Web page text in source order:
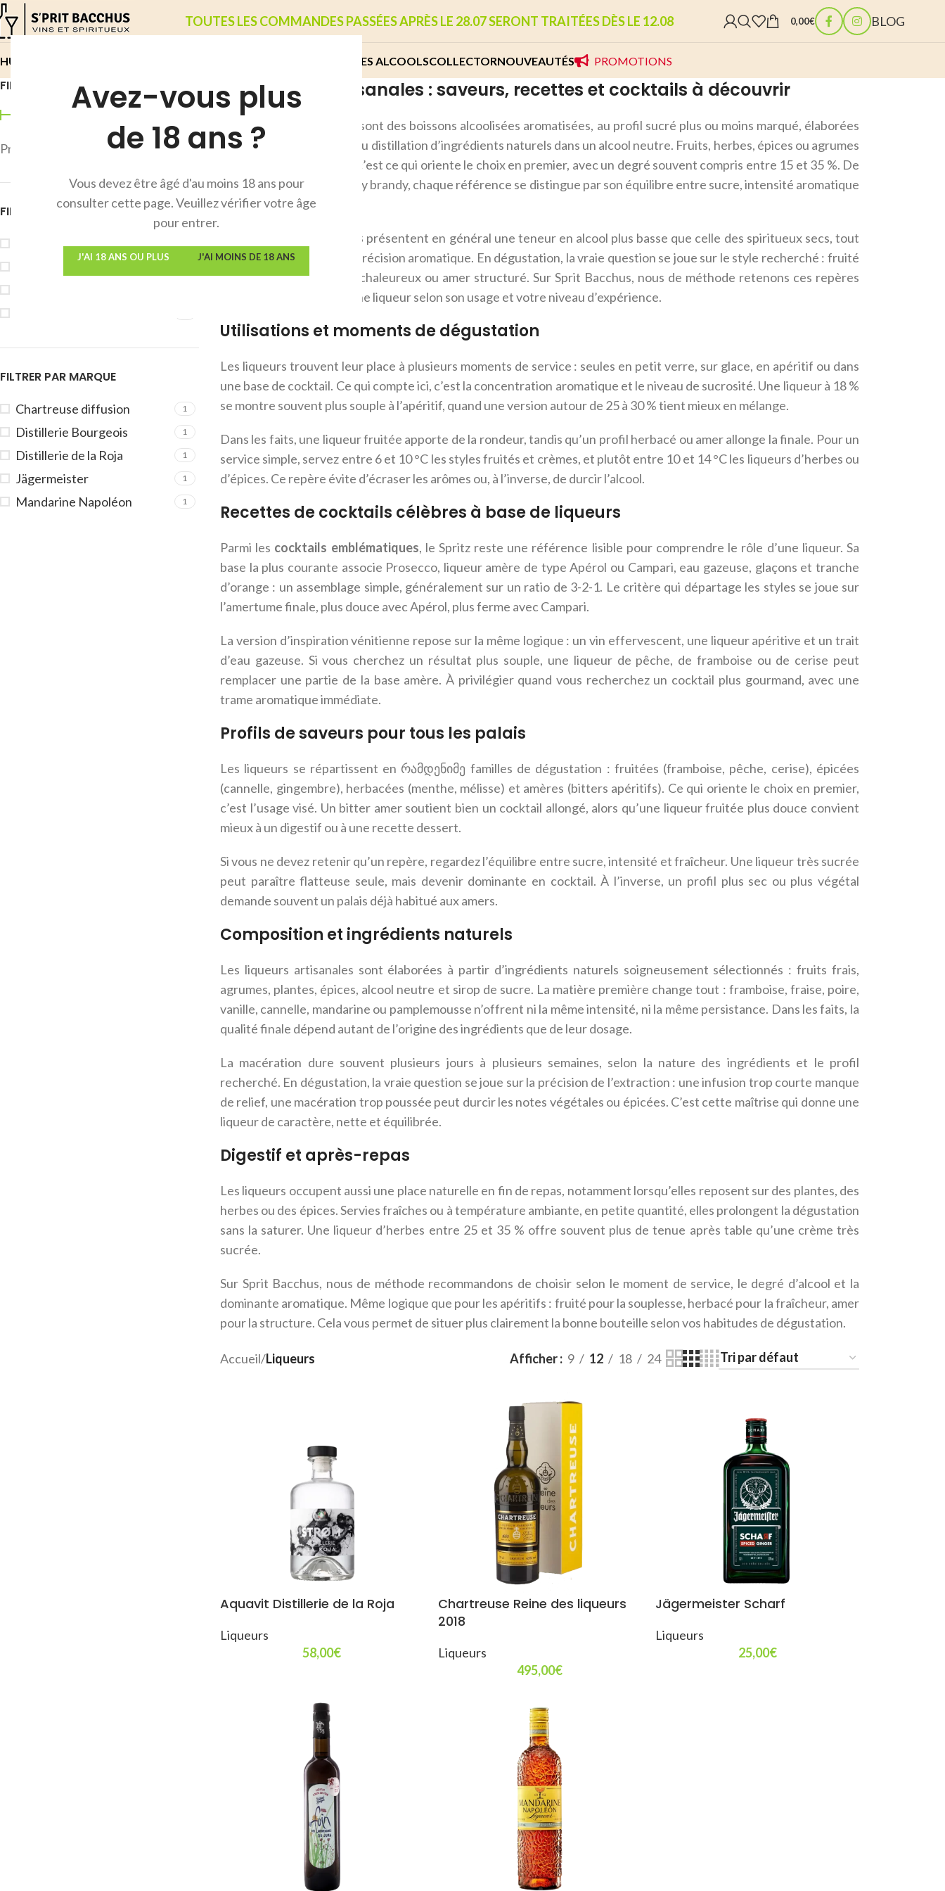
Avez-vous plus
de 18 ans ?
Vous devez être âgé d'au moins 18 ans pour
consulter cette page. Veuillez vérifier votre âge
pour entrer.
J'AI 18 ANS OU PLUS J'AI MOINS DE 18 ANS
TOUTES LES COMMANDES PASSÉES APRÈS LE 28.07 SERONT TRAITÉES DÈS LE 12.08 0,00€ BLOG
AUTRES ALCOOLSCOLLECTORNOUVEAUTÉS PROMOTIONS
FILTRER PAR TARIF
FILTRER
Prix :
FILTRER PAR PAYS
Allemagne
FILTRER PAR MARQUE
Chartreuse diffusion 1
Distillerie Bourgeois 1
Distillerie de la Roja 1
Jägermeister 1
Mandarine Napoléon 1
Les liqueurs artisanales : saveurs, recettes et cocktails à découvrir
liqueurs artisanales
sont des boissons alcoolisées aromatisées, au profil sucré plus ou moins marqué, élaborées
par infusion, macération ou distillation d’ingrédients naturels dans un alcool neutre. Fruits, herbes, épices ou agrumes
façonnent leur identité : c’est ce qui oriente le choix en premier, avec un degré souvent compris entre 15 et 35 %. De
la crème de mûre au cherry brandy, chaque référence se distingue par son équilibre entre sucre, intensité aromatique
et texture.
boissons alcoolisées présentent en général une teneur en alcool plus basse que celle des spiritueux secs, tout
en conservant une vraie précision aromatique. En dégustation, la vraie question se joue sur le style recherché : fruité
net, herbacé frais, épicé chaleureux ou amer structuré. Sur Sprit Bacchus, nous de méthode retenons ces repères
pour vous aider à situer une liqueur selon son usage et votre niveau d’expérience.
Utilisations et moments de dégustation
Les liqueurs trouvent leur place à plusieurs moments de service : seules en petit verre, sur glace, en apéritif ou dans
une base de cocktail. Ce qui compte ici, c’est la concentration aromatique et le niveau de sucrosité. Une liqueur à 18 %
se montre souvent plus souple à l’apéritif, quand une version autour de 25 à 30 % tient mieux en mélange.
Dans les faits, une liqueur fruitée apporte de la rondeur, tandis qu’un profil herbacé ou amer allonge la finale. Pour un
service simple, servez entre 6 et 10 °C les styles fruités et crèmes, et plutôt entre 10 et 14 °C les liqueurs d’herbes ou
d’épices. Ce repère évite d’écraser les arômes ou, à l’inverse, de durcir l’alcool.
Recettes de cocktails célèbres à base de liqueurs
Parmi les cocktails emblématiques, le Spritz reste une référence lisible pour comprendre le rôle d’une liqueur. Sa
base la plus courante associe Prosecco, liqueur amère de type Apérol ou Campari, eau gazeuse, glaçons et tranche
d’orange : un assemblage simple, généralement sur un ratio de 3-2-1. Le critère qui départage les styles se joue sur
l’amertume finale, plus douce avec Apérol, plus ferme avec Campari.
La version d’inspiration vénitienne repose sur la même logique : un vin effervescent, une liqueur apéritive et un trait
d’eau gazeuse. Si vous cherchez un résultat plus souple, une liqueur de pêche, de framboise ou de cerise peut
remplacer une partie de la base amère. À privilégier quand vous recherchez un cocktail plus gourmand, avec une
trame aromatique immédiate.
Profils de saveurs pour tous les palais
Les liqueurs se répartissent en რამდენიმე familles de dégustation : fruitées (framboise, pêche, cerise), épicées
(cannelle, gingembre), herbacées (menthe, mélisse) et amères (bitters apéritifs). Ce qui oriente le choix en premier,
c’est l’usage visé. Un bitter amer soutient bien un cocktail allongé, alors qu’une liqueur fruitée plus douce convient
mieux à un digestif ou à une recette dessert.
Si vous ne devez retenir qu’un repère, regardez l’équilibre entre sucre, intensité et fraîcheur. Une liqueur très sucrée
peut paraître flatteuse seule, mais devenir dominante en cocktail. À l’inverse, un profil plus sec ou plus végétal
demande souvent un palais déjà habitué aux amers.
Composition et ingrédients naturels
Les liqueurs artisanales sont élaborées à partir d’ingrédients naturels soigneusement sélectionnés : fruits frais,
agrumes, plantes, épices, alcool neutre et sirop de sucre. La matière première change tout : framboise, fraise, poire,
vanille, cannelle, mandarine ou pamplemousse n’offrent ni la même intensité, ni la même persistance. Dans les faits, la
qualité finale dépend autant de l’origine des ingrédients que de leur dosage.
La macération dure souvent plusieurs jours à plusieurs semaines, selon la nature des ingrédients et le profil
recherché. En dégustation, la vraie question se joue sur la précision de l’extraction : une infusion trop courte manque
de relief, une macération trop poussée peut durcir les notes végétales ou épicées. C’est cette maîtrise qui donne une
liqueur de caractère, nette et équilibrée.
Digestif et après-repas
Les liqueurs occupent aussi une place naturelle en fin de repas, notamment lorsqu’elles reposent sur des plantes, des
herbes ou des épices. Servies fraîches ou à température ambiante, en petite quantité, elles prolongent la dégustation
sans la saturer. Une liqueur d’herbes entre 25 et 35 % offre souvent plus de tenue après table qu’une crème très
sucrée.
Sur Sprit Bacchus, nous de méthode recommandons de choisir selon le moment de service, le degré d’alcool et la
dominante aromatique. Même logique que pour les apéritifs : fruité pour la souplesse, herbacé pour la fraîcheur, amer
pour la structure. Cela vous permet de situer plus clairement la bonne bouteille selon vos habitudes de dégustation.
Accueil/Liqueurs Afficher 9 12 18 24
Aquavit Distillerie de la Roja
Liqueurs
58,00€
Chartreuse Reine des liqueurs
2018
Liqueurs
495,00€
Jägermeister Scharf
Liqueurs
25,00€